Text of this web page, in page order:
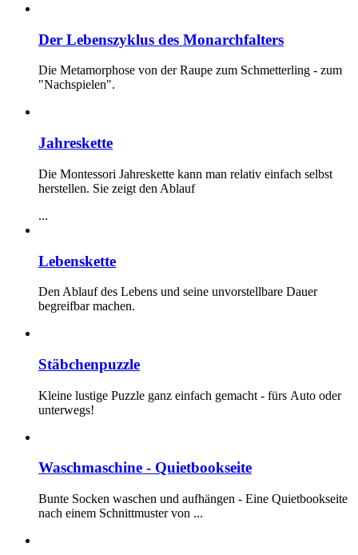
Der Lebenszyklus des Monarchfalters
Die Metamorphose von der Raupe zum Schmetterling - zum
"Nachspielen".
Jahreskette
Die Montessori Jahreskette kann man relativ einfach selbst
herstellen. Sie zeigt den Ablauf
...
Lebenskette
Den Ablauf des Lebens und seine unvorstellbare Dauer
begreifbar machen.
Stäbchenpuzzle
Kleine lustige Puzzle ganz einfach gemacht - fürs Auto oder
unterwegs!
Waschmaschine - Quietbookseite
Bunte Socken waschen und aufhängen - Eine Quietbookseite
nach einem Schnittmuster von ...